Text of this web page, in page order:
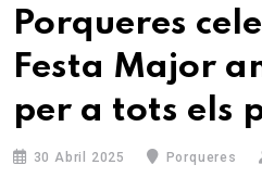
Porqueres
Festa Major
per a tots els
30 Abril 2025 Porqueres